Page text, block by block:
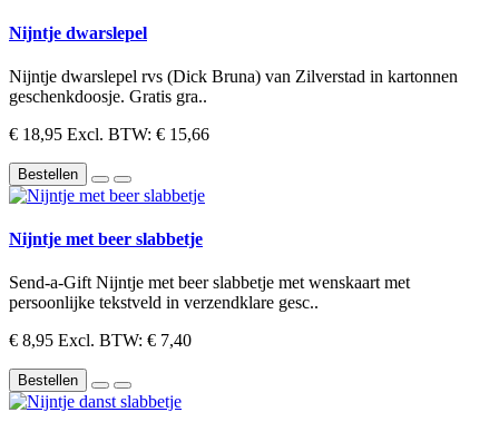
Nijntje dwarslepel
Nijntje dwarslepel rvs (Dick Bruna) van Zilverstad in kartonnen
geschenkdoosje. Gratis gra..
€ 18,95 Excl. BTW: € 15,66
Bestellen
Nijntje met beer slabbetje
Send-a-Gift Nijntje met beer slabbetje met wenskaart met
persoonlijke tekstveld in verzendklare gesc..
€ 8,95 Excl. BTW: € 7,40
Bestellen